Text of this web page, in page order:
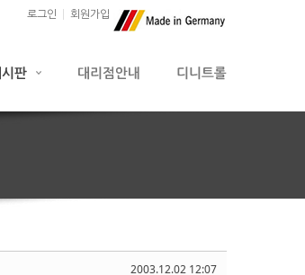
로그인 회원가입
2003.12.02 12:07